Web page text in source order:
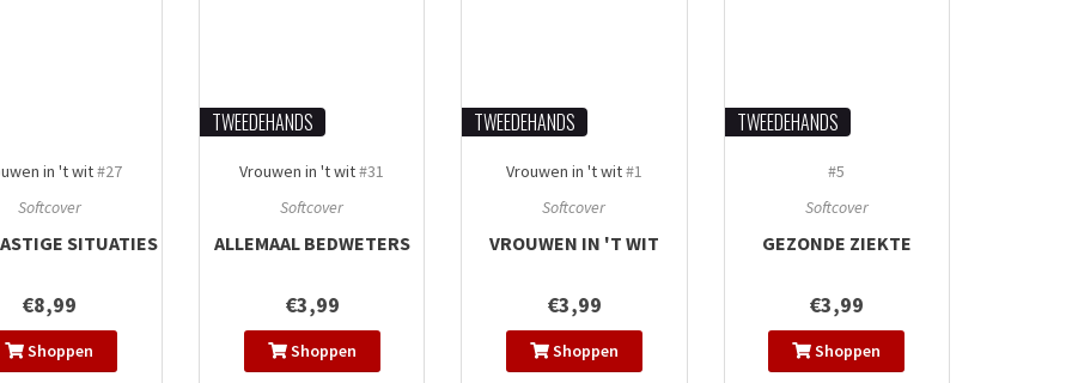
in 't wit#27
Softcover
SITUATIES
€8,99
Shoppen
TWEEDEHANDS
Vrouwen in 't wit#31
Softcover
ALLEMAAL BEDWETERS
€3,99
Shoppen
TWEEDEHANDS
Vrouwen in 't wit#1
Softcover
VROUWEN IN 'T WIT
€3,99
Shoppen
TWEEDEHANDS
#5
Softcover
GEZONDE ZIEKTE
€3,99
Shoppen